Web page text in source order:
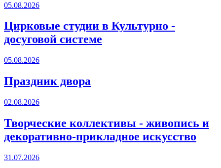
05.08.2026
Цирковые студии в Культурно -
досуговой системе
05.08.2026
Праздник двора
02.08.2026
Творческие коллективы - живопись и
декоративно-прикладное искусство
31.07.2026